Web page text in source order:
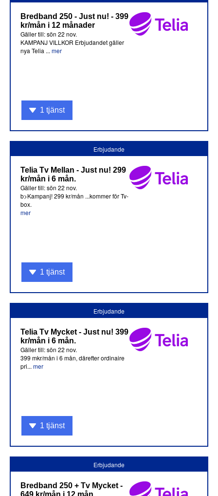
Bredband 250 - Just nu! - 399
kr/mån i 12 månader
Gäller till: sön 22 nov.
KAMPANJ VILLKOR Erbjudandet gäller
nya Telia ... mer
1 tjänst
Erbjudande
Telia Tv Mellan - Just nu! 299
kr/mån i 6 mån.
Gäller till: sön 22 nov.
b>Kampanj! 299 kr/mån ...kommer för Tv-
box.
mer
1 tjänst
Erbjudande
Telia Tv Mycket - Just nu! 399
kr/mån i 6 mån.
Gäller till: sön 22 nov.
399 mkr/mån i 6 mån, därefter ordinaire
pri... mer
1 tjänst
Erbjudande
Bredband 250 + Tv Mycket -
649 kr/mån i 12 mån